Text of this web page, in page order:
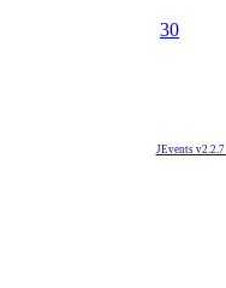
30
JEvents v2.2.7